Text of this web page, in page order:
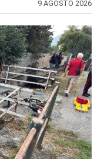
9 AGOSTO 2026